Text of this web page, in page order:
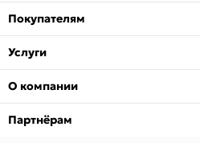
Покупателям
Услуги
О компании
Партнёрам